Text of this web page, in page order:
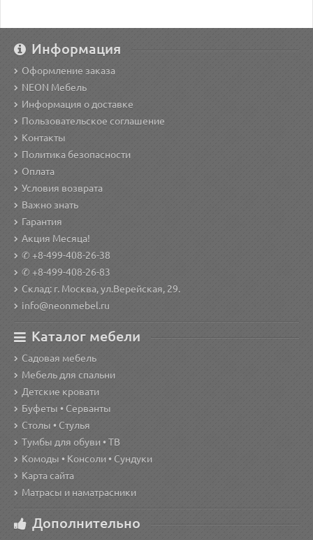
Информация
Оформление заказа
NEON Мебель
Информация о доставке
Пользовательское соглашение
Контакты
Политика безопасности
Оплата
Условия возврата
Важно знать
Гарантия
Акция Месяца!
✆ +8-499-408-26-38
✆ +8-499-408-26-83
Склад: г. Москва, ул.Верейская, 29.
info@neonmebel.ru
Каталог мебели
Садовая мебель
Мебель для спальни
Детские кровати
Буфеты • Серванты
Столы • Стулья
Тумбы для обуви • ТВ
Комоды • Консоли • Сундуки
Карта сайта
Матрасы и наматрасники
Дополнительно